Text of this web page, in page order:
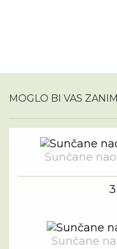
MOGLO BI VAS
Sunčane
Sunčane